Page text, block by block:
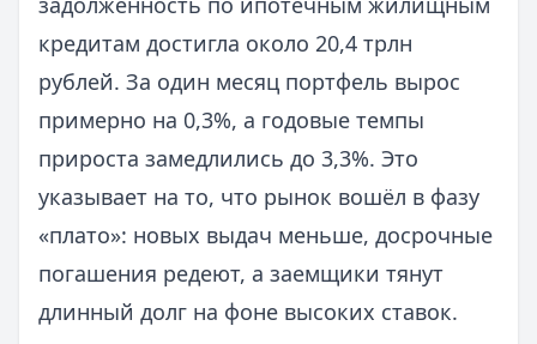
кредитам достигла около 20,4 трлн
рублей. За один месяц портфель вырос
примерно на 0,3%, а годовые темпы
прироста замедлились до 3,3%. Это
указывает на то, что рынок вошёл в фазу
«плато»: новых выдач меньше, досрочные
погашения редеют, а заемщики тянут
длинный долг на фоне высоких ставок.